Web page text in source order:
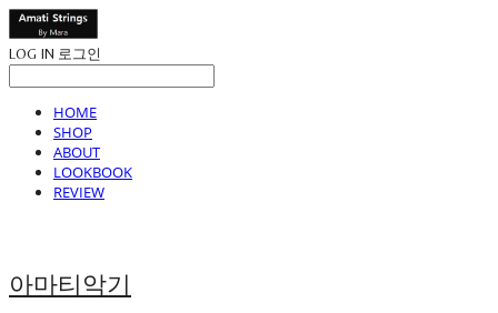
LOG IN 로그인
HOME
SHOP
ABOUT
LOOKBOOK
REVIEW
아마티악기